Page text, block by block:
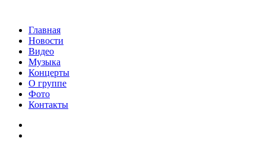
Главная
Новости
Видео
Музыка
Концерты
О группе
Фото
Контакты